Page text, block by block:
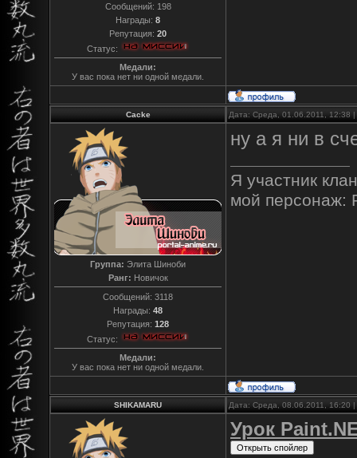
Сообщений: 198
Награды: 8
Репутация: 20
Статус:
Медали:
У вас пока нет ни одной медали.
Cacke Дата: Среда, 01.06.2011, 12:38
Группа: Элита Шиноби
Ранг: Новичок
Сообщений: 3118
Награды: 48
Репутация: 128
Статус:
Медали:
У вас пока нет ни одной медали.
ну а я ни в
Я участник
мой персонаж:
SHIKAMARU Дата: Среда, 08.06.2011, 16:20
Урок